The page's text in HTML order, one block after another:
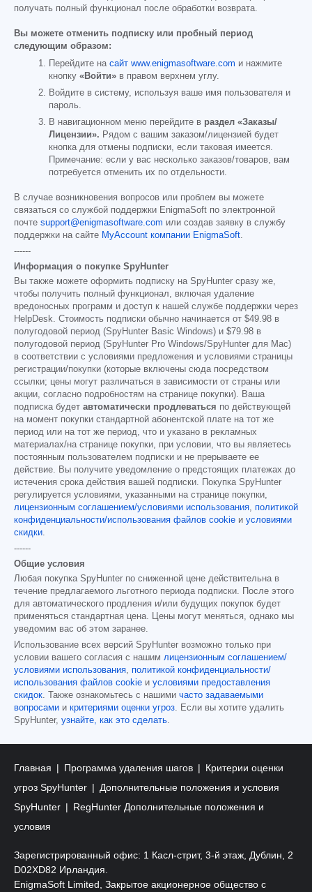
получать полный функционал после обработки возврата.
Вы можете отменить подписку или пробный период
следующим образом:
Перейдите на сайт www.enigmasoftware.com и нажмите
кнопку «Войти» в правом верхнем углу.
Войдите в систему, используя ваше имя пользователя и
пароль.
В навигационном меню перейдите в раздел «Заказы/
Лицензии». Рядом с вашим заказом/лицензией будет
кнопка для отмены подписки, если таковая имеется.
Примечание: если у вас несколько заказов/товаров, вам
потребуется отменить их по отдельности.
В случае возникновения вопросов или проблем вы можете
связаться со службой поддержки EnigmaSoft по электронной
почте support@enigmasoftware.com или создав заявку в службу
поддержки на сайте MyAccount компании EnigmaSoft.
------
Информация о покупке SpyHunter
Вы также можете оформить подписку на SpyHunter сразу же,
чтобы получить полный функционал, включая удаление
вредоносных программ и доступ к нашей службе поддержки через
HelpDesk. Стоимость подписки обычно начинается от $49.98 в
полугодовой период (SpyHunter Basic Windows) и $79.98 в
полугодовой период (SpyHunter Pro Windows/SpyHunter для Mac)
в соответствии с условиями предложения и условиями страницы
регистрации/покупки (которые включены сюда посредством
ссылки; цены могут различаться в зависимости от страны или
акции, согласно подробностям на странице покупки). Ваша
подписка будет автоматически продлеваться по действующей
на момент покупки стандартной абонентской плате на тот же
период или на тот же период, что и указано в рекламных
материалах/на странице покупки, при условии, что вы являетесь
постоянным пользователем подписки и не прерываете ее
действие. Вы получите уведомление о предстоящих платежах до
истечения срока действия вашей подписки. Покупка SpyHunter
регулируется условиями, указанными на странице покупки,
лицензионным соглашением/условиями использования, политикой
конфиденциальности/использования файлов cookie и условиями
скидки.
------
Общие условия
Любая покупка SpyHunter по сниженной цене действительна в
течение предлагаемого льготного периода подписки. После этого
для автоматического продления и/или будущих покупок будет
применяться стандартная цена. Цены могут меняться, однако мы
уведомим вас об этом заранее.
Использование всех версий SpyHunter возможно только при
условии вашего согласия с нашим лицензионным соглашением/
условиями использования, политикой конфиденциальности/
использования файлов cookie и условиями предоставления
скидок. Также ознакомьтесь с нашими часто задаваемыми
вопросами и критериями оценки угроз. Если вы хотите удалить
SpyHunter, узнайте, как это сделать.
Главная Программа удаления шагов
Критерии оценки
угроз SpyHunter
Дополнительные положения и условия
SpyHunter
RegHunter Дополнительные положения и
условия
Зарегистрированный офис: 1 Касл-стрит, 3-й этаж, Дублин, 2
D02XD82 Ирландия.
EnigmaSoft Limited, Закрытое акционерное общество с